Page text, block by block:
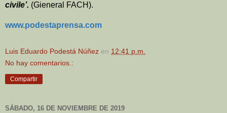
civile’. (Gieneral FACH).
www.podestaprensa.com
Luis Eduardo Podestá Núñez en 12:41 p.m.
No hay comentarios.:
Compartir
SÁBADO, 16 DE NOVIEMBRE DE 2019